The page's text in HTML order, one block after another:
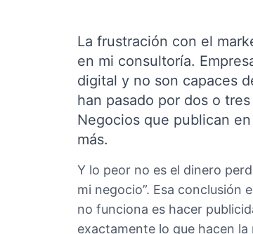
La frustración con el
en mi consultoría.
digital y no son capaces
han pasado por dos o
Negocios que publican
más.
Y lo peor no es el dinero
mi negocio”. Esa conclusión
no funciona es hacer
exactamente lo que hacen la